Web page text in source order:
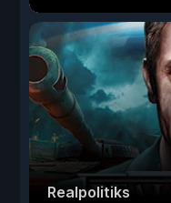
Realpolitiks